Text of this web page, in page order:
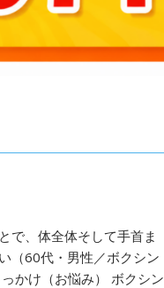
で、体全体そして手首ま
（60代・男性／ボクシン
かけ（お悩み） ボクシン